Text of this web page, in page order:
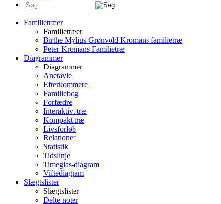
Familietræer
Familietræer
Birthe Mylius Grønvold Kromans familietræ
Peter Kromans Familietræ
Diagrammer
Diagrammer
Anetavle
Efterkommere
Familiebog
Forfædre
Interaktivt træ
Kompakt træ
Livsforløb
Relationer
Statistik
Tidslinje
Timeglas-diagram
Viftediagram
Slægtslister
Slægtslister
Delte noter